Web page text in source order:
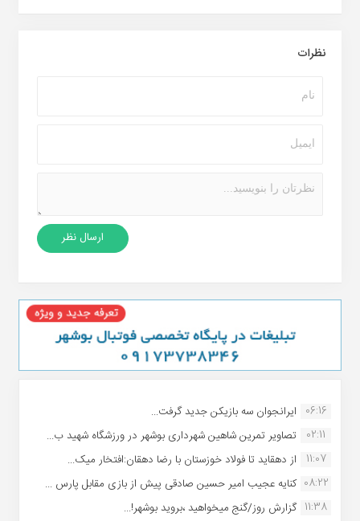
نظرات
06:16 ایرانجوان سه بازیکن جدید گرفت...
02:11
تصاویر تمرین شاهین شهردارى بوشهر در ورزشگاه شهید ب...
11:07
از دهقاید تا فولاد خوزستان با رضا دهقان:افتخار میک...
08:22 کنایه عجیب امیر حسین صادقی پیش از بازی مقابل پارس ...
11:38 گزارش روز/گنج میخواهید ،بروید بوشهر!...